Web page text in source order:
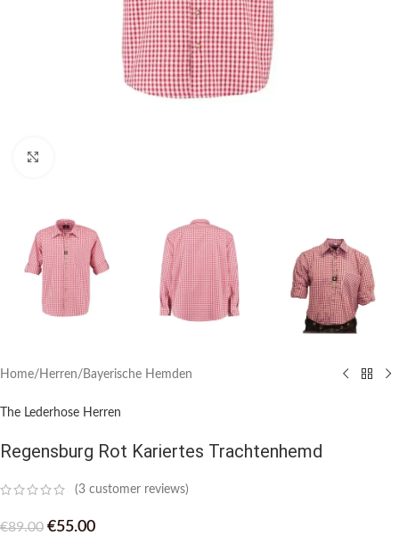
Home/Herren/Bayerische Hemden​
The Lederhose Herren
Regensburg Rot Kariertes Trachtenhemd
(3 customer reviews)
€89.00 €55.00